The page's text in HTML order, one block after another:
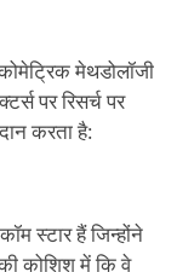
मेथडोलॉजी
पर रिसर्च पर
करता है:
स्टार हैं जिन्होंने
कोशिश में कि वे